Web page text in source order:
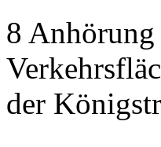
8
der